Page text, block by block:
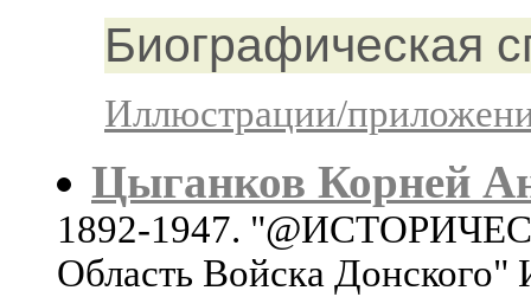
Биографическая
Иллюстрации/
Цыганков Корней
1892-1947.
Область Войска Донского"